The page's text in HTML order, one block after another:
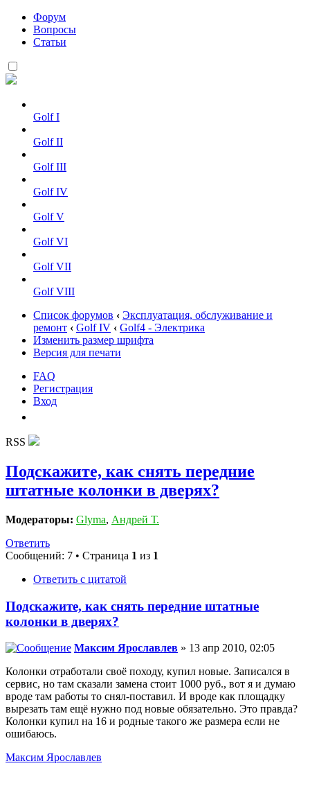
Форум
Вопросы
Статьи
Golf I
Golf II
Golf III
Golf IV
Golf V
Golf VI
Golf VII
Golf VIII
Список форумов ‹ Эксплуатация, обслуживание и
ремонт ‹ Golf IV ‹ Golf4 - Электрика
Изменить размер шрифта
Версия для печати
FAQ
Регистрация
Вход
RSS
Подскажите, как снять передние
штатные колонки в дверях?
Модераторы: Glyma, Андрей Т.
Ответить
Сообщений: 7 • Страница 1 из 1
Ответить с цитатой
Подскажите, как снять передние штатные
колонки в дверях?
Максим Ярославлев » 13 апр 2010, 02:05
Колонки отработали своё походу, купил новые. Записался в
сервис, но там сказали замена стоит 1000 руб., вот я и думаю
вроде там работы то снял-поставил. И вроде как площадку
вырезать там ещё нужно под новые обязательно. Это правда?
Колонки купил на 16 и родные такого же размера если не
ошибаюсь.
Максим Ярославлев